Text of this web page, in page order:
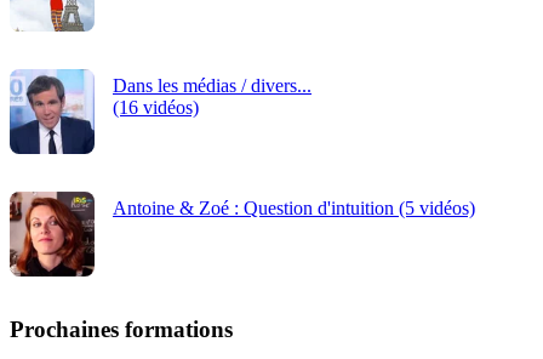
Dans les médias / divers...
(16 vidéos)
Antoine & Zoé : Question d'intuition (5 vidéos)
Prochaines formations